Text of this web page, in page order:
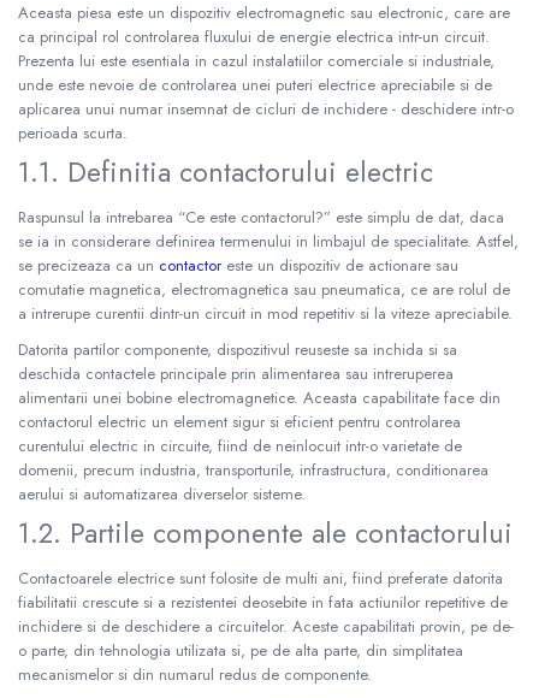
Aceasta piesa este un dispozitiv electromagnetic sau electronic, care are
ca principal rol controlarea fluxului de energie electrica intr-un circuit.
Prezenta lui este esentiala in cazul instalatiilor comerciale si industriale,
unde este nevoie de controlarea unei puteri electrice apreciabile si de
aplicarea unui numar insemnat de cicluri de inchidere - deschidere intr-o
perioada scurta.
1.1. Definitia contactorului electric
Raspunsul la intrebarea “Ce este contactorul?” este simplu de dat, daca
se ia in considerare definirea termenului in limbajul de specialitate. Astfel,
se precizeaza ca un contactor este un dispozitiv de actionare sau
comutatie magnetica, electromagnetica sau pneumatica, ce are rolul de
a intrerupe curentii dintr-un circuit in mod repetitiv si la viteze apreciabile.
Datorita partilor componente, dispozitivul reuseste sa inchida si sa
deschida contactele principale prin alimentarea sau intreruperea
alimentarii unei bobine electromagnetice. Aceasta capabilitate face din
contactorul electric un element sigur si eficient pentru controlarea
curentului electric in circuite, fiind de neinlocuit intr-o varietate de
domenii, precum industria, transporturile, infrastructura, conditionarea
aerului si automatizarea diverselor sisteme.
1.2. Partile componente ale contactorului
Contactoarele electrice sunt folosite de multi ani, fiind preferate datorita
fiabilitatii crescute si a rezistentei deosebite in fata actiunilor repetitive de
inchidere si de deschidere a circuitelor. Aceste capabilitati provin, pe de-
o parte, din tehnologia utilizata si, pe de alta parte, din simplitatea
mecanismelor si din numarul redus de componente.